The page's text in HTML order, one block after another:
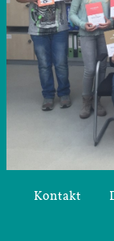
Kontakt